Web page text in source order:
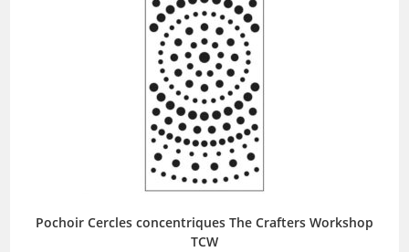
Pochoir Cercles concentriques The Crafters Workshop
TCW